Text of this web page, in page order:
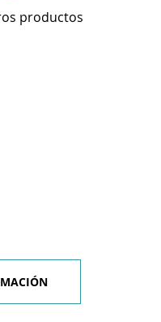
productos